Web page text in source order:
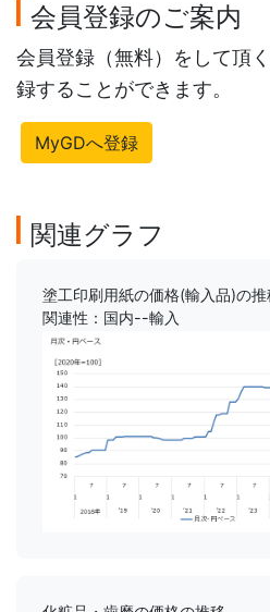
会員登録のご案内
会員登録（無料）をして頂
録することができます。
MyGDへ登録
関連グラフ
塗工印刷用紙の価格(輸入品)の推
関連性：国内--輸入